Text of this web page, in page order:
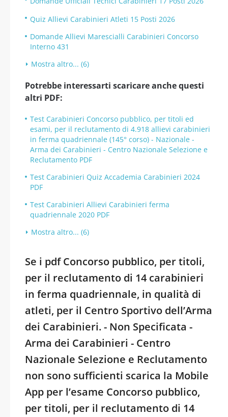
Quiz Allievi Carabinieri Atleti 15 Posti 2026
Domande Allievi Marescialli Carabinieri Concorso
Interno 431
Mostra altro... (6)
Potrebbe interessarti scaricare anche questi
altri PDF:
Test Carabinieri Concorso pubblico, per titoli ed
esami, per il reclutamento di 4.918 allievi carabinieri
in ferma quadriennale (145° corso) - Nazionale -
Arma dei Carabinieri - Centro Nazionale Selezione e
Reclutamento PDF
Test Carabinieri Quiz Accademia Carabinieri 2024
PDF
Test Carabinieri Allievi Carabinieri ferma
quadriennale 2020 PDF
Mostra altro... (6)
Se i pdf Concorso pubblico, per titoli,
per il reclutamento di 14 carabinieri
in ferma quadriennale, in qualità di
atleti, per il Centro Sportivo dell’Arma
dei Carabinieri. - Non Specificata -
Arma dei Carabinieri - Centro
Nazionale Selezione e Reclutamento
non sono sufficienti scarica la Mobile
App per l’esame Concorso pubblico,
per titoli, per il reclutamento di 14